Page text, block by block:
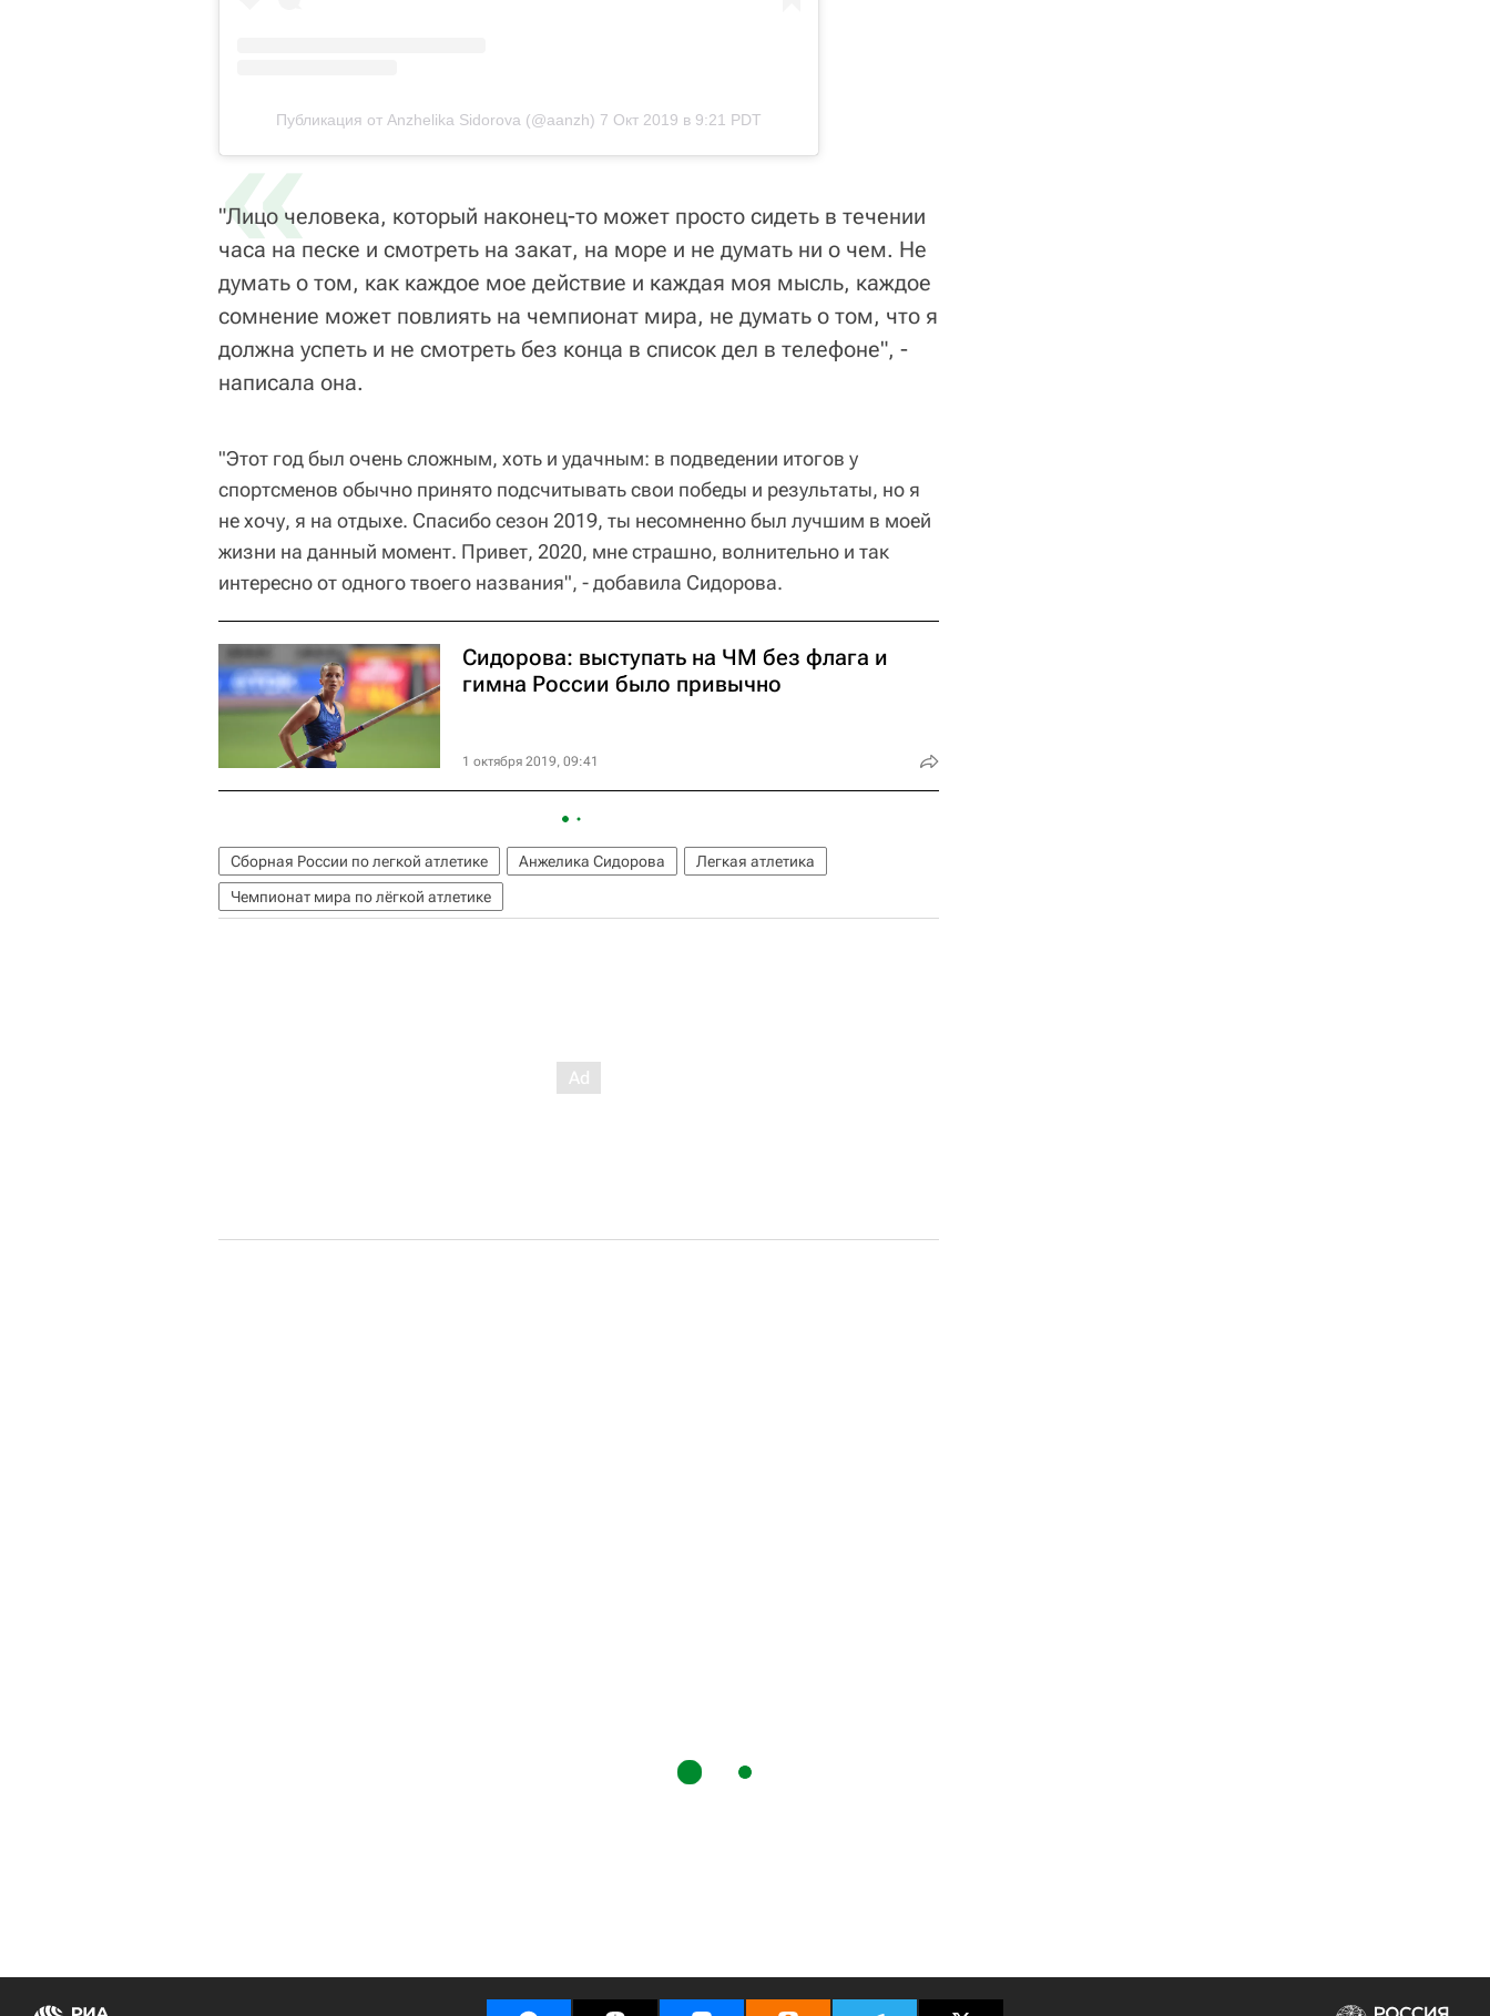
Публикация от Anzhelika Sidorova (@aanzh) 7 Окт 2019 в 9:21 PDT
«
"Лицо человека, который наконец-то может просто сидеть в течении
часа на песке и смотреть на закат, на море и не думать ни о чем. Не
думать о том, как каждое мое действие и каждая моя мысль, каждое
сомнение может повлиять на чемпионат мира, не думать о том, что я
должна успеть и не смотреть без конца в список дел в телефоне", -
написала она.
"Этот год был очень сложным, хоть и удачным: в подведении итогов у
спортсменов обычно принято подсчитывать свои победы и результаты, но я
не хочу, я на отдыхе. Спасибо сезон 2019, ты несомненно был лучшим в моей
жизни на данный момент. Привет, 2020, мне страшно, волнительно и так
интересно от одного твоего названия", - добавила Сидорова.
Сидорова: выступать на ЧМ без флага и
гимна России было привычно
1 октября 2019, 09:41
Сборная России по легкой атлетике Анжелика Сидорова
Легкая атлетика
Чемпионат мира по лёгкой атлетике